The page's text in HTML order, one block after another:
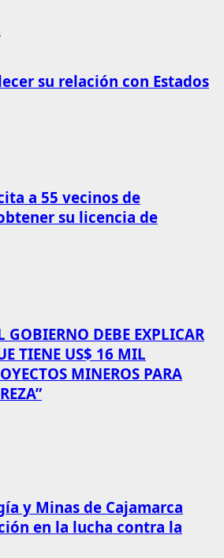
su relación con Estados
a 55 vecinos de
su licencia de
GOBIERNO DEBE EXPLICAR
TIENE US$ 16 MIL
MINEROS PARA
y Minas de Cajamarca
en la lucha contra la